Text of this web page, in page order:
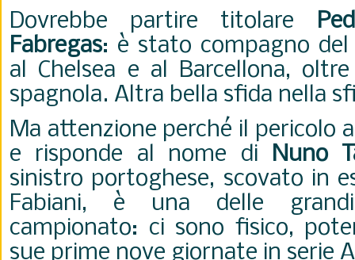
Dovrebbe partire titolare
Fabregas: è stato compagno
al Chelsea e al Barcellona,
spagnola. Altra bella sfida nella
Ma attenzione perché il pericolo
e risponde al nome di Nuno
sinistro portoghese, scovato in
Fabiani, è una delle
campionato: ci sono fisico,
sue prime nove giornate in serie